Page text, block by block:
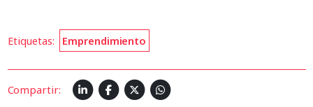
Etiquetas: Emprendimiento
Compartir: